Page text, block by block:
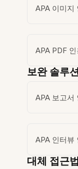
APA 이미지
APA PDF
보완 솔루션
APA 보고서
APA 인터뷰
대체 접근법